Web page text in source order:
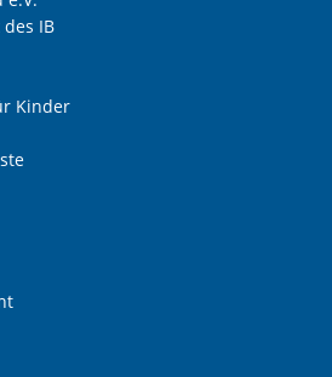
IB
Kinder